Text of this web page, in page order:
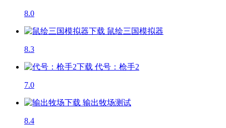
8.0
鼠绘三国模拟器
8.3
代号：枪手2
7.0
输出牧场测试
8.4